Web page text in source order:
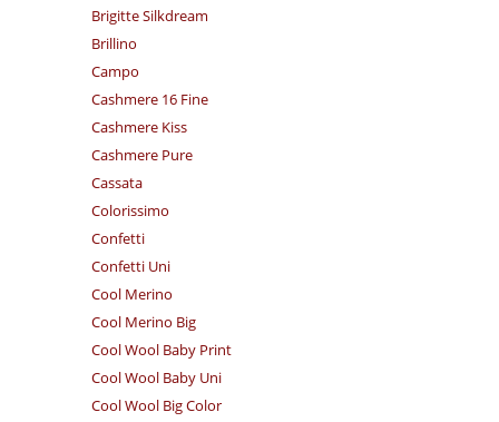
Brigitte Silkdream
Brillino
Campo
Cashmere 16 Fine
Cashmere Kiss
Cashmere Pure
Cassata
Colorissimo
Confetti
Confetti Uni
Cool Merino
Cool Merino Big
Cool Wool Baby Print
Cool Wool Baby Uni
Cool Wool Big Color